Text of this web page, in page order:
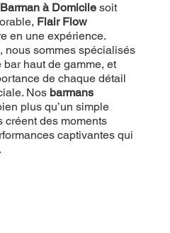
Barmansoit aussi
Flair Flowtransforme
Depuis plus de
dans les
gamme, et nous
de chaque détail pour
Nos barmans jongleurs
simple service de
magiques avec
qui marqueront vos
Barman à Domicilesoit
Flair Flow
en une expérience.
nous sommes spécialisés
haut de gamme, et
de chaque détail
Nos barmans
plus qu’un simple
créent des moments
captivantes qui